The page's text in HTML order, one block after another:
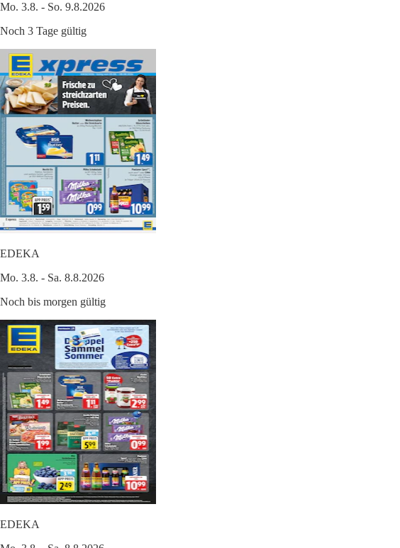
Mo. 3.8. - So. 9.8.2026
Noch 3 Tage gültig
EDEKA
Mo. 3.8. - Sa. 8.8.2026
Noch bis morgen gültig
EDEKA